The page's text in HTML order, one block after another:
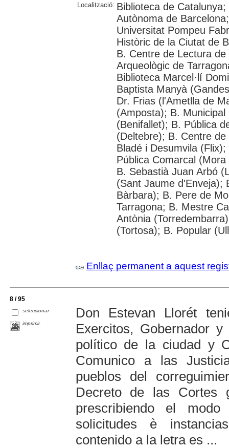
Localització: Biblioteca de
Autònoma de
Universitat Pompeu
Històric de la Ciutat de
B. Centre de Lectura
Arqueològic de
Biblioteca Marcel·lí
Baptista Manyà
Dr. Frias (l'Ametlla de
(Amposta); B.
(Benifallet); B. Pública
(Deltebre); B. Centre
Bladé i Desumvila
Pública Comarcal
B. Sebastià Juan Arbó
(Sant Jaume d'Enveja);
Bàrbara); B. Pere de
Tarragona; B. Mestre
Antònia
(Tortosa); B. Popular
Enllaç permanent a aquest
8 / 95
seleccionar
imprimir
Don Estevan Llorét
Exercitos, Gobernador
político de la ciudad y
Comunico a las
pueblos del
Decreto de las Cortes
prescribiendo el
solicitudes è
contenido a la letra es ...